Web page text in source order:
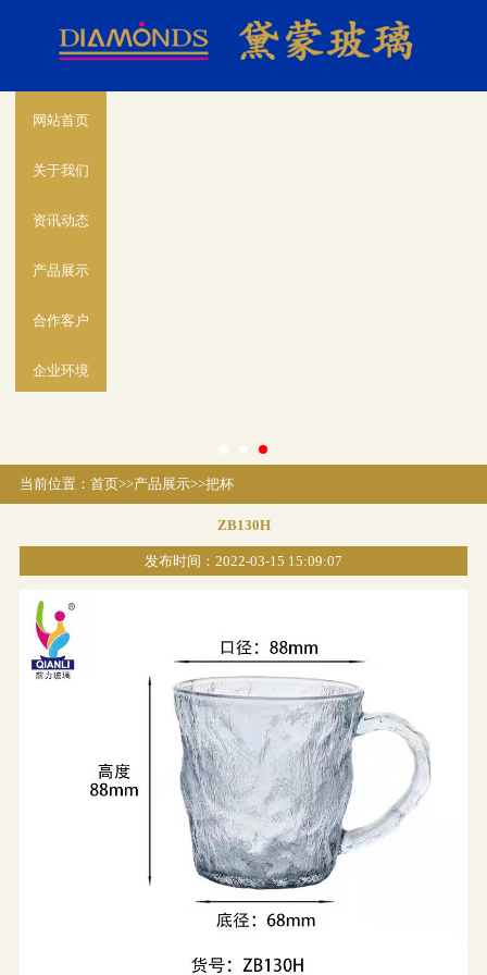
网站首页
关于我们
资讯动态
产品展示
合作客户
企业环境
当前位置： 首页>>产品展示>>把杯
ZB130H
发布时间：2022-03-15 15:09:07